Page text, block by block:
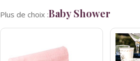
Plus de choix :Baby Shower